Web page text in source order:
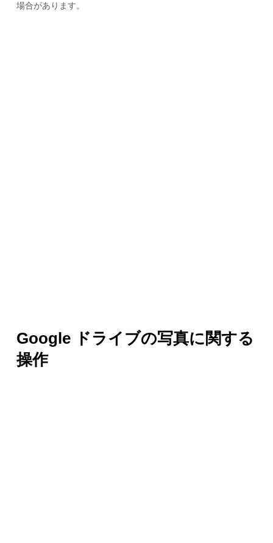
場合があります。
Google ドライブの写真に関する
操作